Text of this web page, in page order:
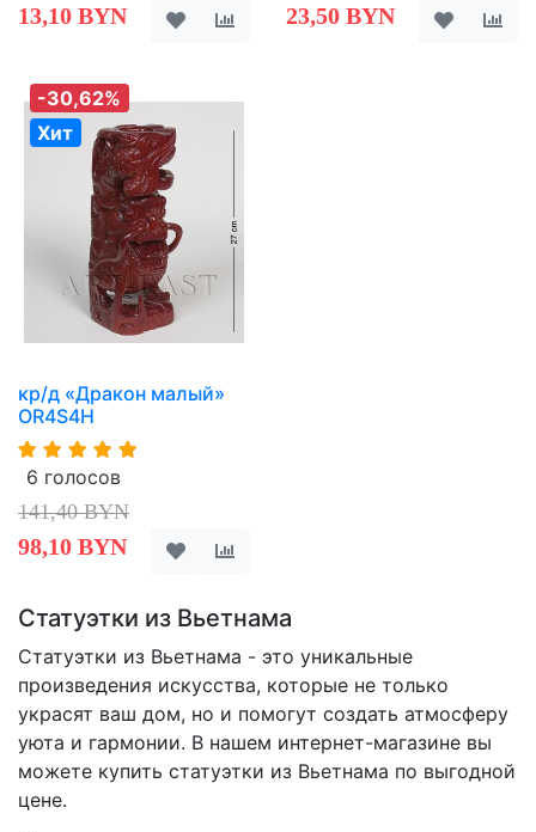
13,10 BYN 23,50 BYN
-30,62%
Хит
кр/д «Дракон малый»
OR4S4H
6 голосов
141,40 BYN
98,10 BYN
Статуэтки из Вьетнама
Статуэтки из Вьетнама - это уникальные
произведения искусства, которые не только
украсят ваш дом, но и помогут создать атмосферу
уюта и гармонии. В нашем интернет-магазине вы
можете купить статуэтки из Вьетнама по выгодной
цене.